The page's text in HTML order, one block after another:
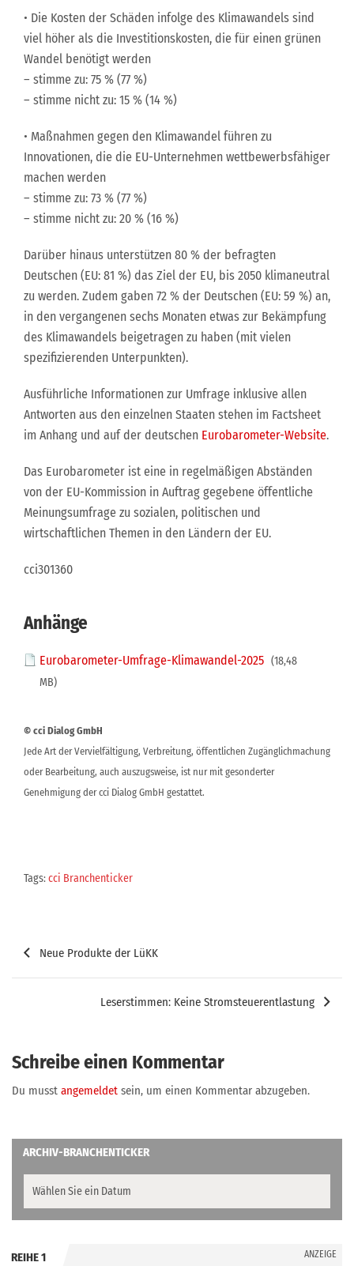
• Die Kosten der Schäden infolge des Klimawandels sind
viel höher als die Investitionskosten, die für einen grünen
Wandel benötigt werden
– stimme zu: 75 % (77 %)
– stimme nicht zu: 15 % (14 %)
• Maßnahmen gegen den Klimawandel führen zu
Innovationen, die die EU-Unternehmen wettbewerbsfähiger
machen werden
– stimme zu: 73 % (77 %)
– stimme nicht zu: 20 % (16 %)
Darüber hinaus unterstützen 80 % der befragten
Deutschen (EU: 81 %) das Ziel der EU, bis 2050 klimaneutral
zu werden. Zudem gaben 72 % der Deutschen (EU: 59 %) an,
in den vergangenen sechs Monaten etwas zur Bekämpfung
des Klimawandels beigetragen zu haben (mit vielen
spezifizierenden Unterpunkten).
Ausführliche Informationen zur Umfrage inklusive allen
Antworten aus den einzelnen Staaten stehen im Factsheet
im Anhang und auf der deutschen Eurobarometer-Website.
Das Eurobarometer ist eine in regelmäßigen Abständen
von der EU-Kommission in Auftrag gegebene öffentliche
Meinungsumfrage zu sozialen, politischen und
wirtschaftlichen Themen in den Ländern der EU.
cci301360
Anhänge
Eurobarometer-Umfrage-Klimawandel-2025 (18,48
MB)
© cci Dialog GmbH
Jede Art der Vervielfältigung, Verbreitung, öffentlichen Zugänglichmachung
oder Bearbeitung, auch auszugsweise, ist nur mit gesonderter
Genehmigung der cci Dialog GmbH gestattet.
Tags:cci Branchenticker
Beitragsnavigation
Neue Produkte der LüKK
Leserstimmen: Keine Stromsteuerentlastung
Schreibe einen Kommentar
Du musst angemeldet sein, um einen Kommentar abzugeben.
ARCHIV-BRANCHENTICKER
REIHE 1 ANZEIGE